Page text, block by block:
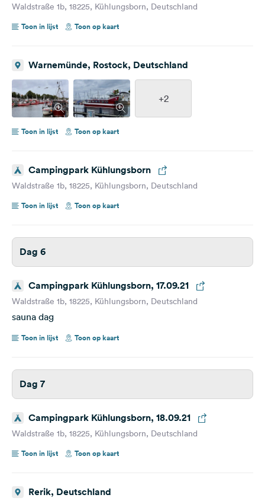
Waldstraße 1b, 18225, Kühlungsborn, Deutschland
Toon in lijst
Toon op kaart
Warnemünde, Rostock, Deutschland
+2
Toon in lijst Toon op kaart
Campingpark Kühlungsborn
Waldstraße 1b, 18225, Kühlungsborn, Deutschland
Toon in lijst
Toon op kaart
Dag 6
Campingpark Kühlungsborn, 17.09.21
Waldstraße 1b, 18225, Kühlungsborn, Deutschland
sauna dag
Toon in lijst Toon op kaart
Dag 7
Campingpark Kühlungsborn, 18.09.21
Waldstraße 1b, 18225, Kühlungsborn, Deutschland
Toon in lijst
Toon op kaart
Rerik, Deutschland